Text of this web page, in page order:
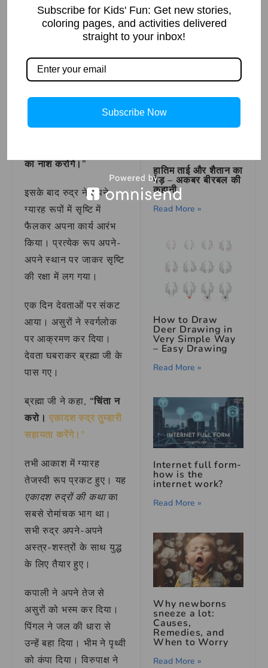
नहीं, बल्कि ग्यारह रूपों में
सृष्टि की रक्षा करूंगा।”
ब्रह्मा जी ने आशीर्वाद दिया,
“हे रुद्र! तुम सृष्टि के
संहारक और रक्षक दोनों
होगे। जब भी धर्म की हानि
होगी, तुम अपने इन ग्यारह
का नाश करोगे।”
इसके बाद रुद्र ने अपने
ग्यारह रूपों में सृष्टि में
फैलकर अपना कार्य आरंभ
किया। प्रत्येक रूप अपने-
अपने स्थान पर जाकर सृष्टि
की रक्षा में लग गया।
एक दिन देवताओं पर संकट
आया। असुरों ने स्वर्गलोक
पर आक्रमण कर दिया।
देवता घबराकर ब्रह्मा जी के
पास गए।
ब्रह्मा जी ने कहा, “चिंता न
करो।एकादश रुद्र तुम्हारी
सहायता करेंगे।”
तभी आकाश में ग्यारह
तेजस्वी रूप प्रकट हुए। यह
एकादश रुद्रों की कथाका
सबसे रोमांचक भाग था।
सभी रुद्र अपने-अपने
अस्त्र-शस्त्रों के साथ युद्ध
के लिए तैयार हुए।
कपाली ने अपने तेज से
असुरों को भस्म कर दिया।
पिंगल ने जल की धारा से
उन्हें बहा दिया। भीम ने पृथ्वी
को कंपा दिया। विरुपाक्ष ने
बीरबल की चतुराई
हातिम ताई और शैतान का
पेड़ – अकबर बीरबल की
कहानी
Read More »
How to Draw
Deer Drawing in
Very Simple Way
– Easy Drawing
Read More »
Internet full form-
how is the
internet work?
Read More »
Why newborns
sneeze a lot:
Causes,
Remedies, and
When to Worry
Read More »
Subscribe for Kids' Fun: Get new stories,
coloring pages, and activities delivered
straight to your inbox!
Subscribe Now